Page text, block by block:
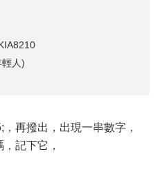
人)
再撥出，出現一串數字，
記下它，